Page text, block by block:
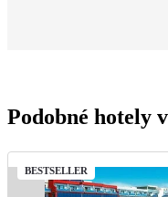
Podobné hotely
BESTSELLER